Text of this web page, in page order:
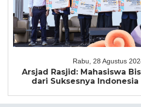
Rabu, 28 Agustus
Arsjad Rasjid: Mahasiswa
dari Suksesnya Indonesia